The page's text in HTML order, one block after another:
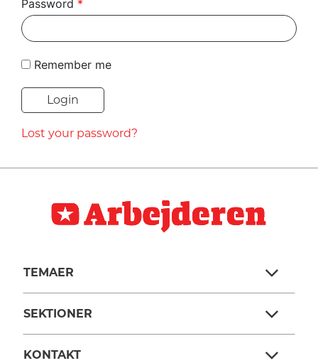
DEBAT
TIL
NAVNE
HISTORIE
TEORI
Password *
Remember me
Lost your password?
TEMAER
SEKTIONER
KONTAKT